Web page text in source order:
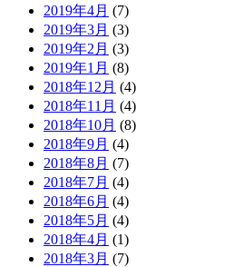
2019年4月 (7)
2019年3月 (3)
2019年2月 (3)
2019年1月 (8)
2018年12月 (4)
2018年11月 (4)
2018年10月 (8)
2018年9月 (4)
2018年8月 (7)
2018年7月 (4)
2018年6月 (4)
2018年5月 (4)
2018年4月 (1)
2018年3月 (7)